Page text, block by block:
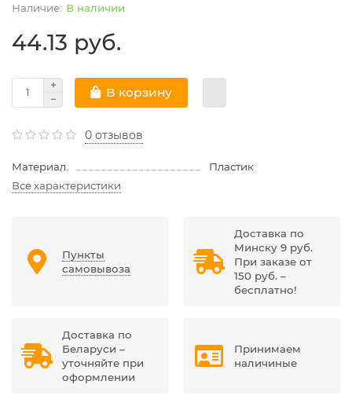
В наличии
44.13 руб.
В корзину
0 отзывов
Материал.
Пластик
Все характеристики
Пункты
самовывоза
Доставка по
Минску 9 руб.
При заказе от
150 руб. –
бесплатно!
Доставка по
Беларуси –
уточняйте при
оформлении
Принимаем
наличиные